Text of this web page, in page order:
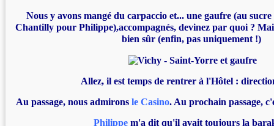
Nous y avons mangé du carpaccio et... une gaufre (au
Chantilly pour Philippe),accompagnés, devinez par quoi ?
bien sûr (enfin, pas uniquement !)
Allez, il est temps de rentrer à l'Hôtel :
Au passage, nous admironsle Casino. Au prochain passage,
Philippe m'a dit qu'il avait toujours la